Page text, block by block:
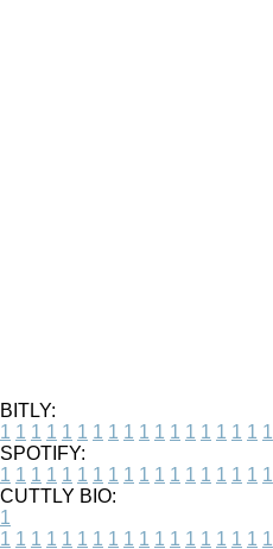
BITLY:
1 1 1 1 1 1 1 1 1 1 1 1 1 1 1 1 1 1
SPOTIFY:
1 1 1 1 1 1 1 1 1 1 1 1 1 1 1 1 1 1
CUTTLY BIO:
1
1 1 1 1 1 1 1 1 1 1 1 1 1 1 1 1 1 1